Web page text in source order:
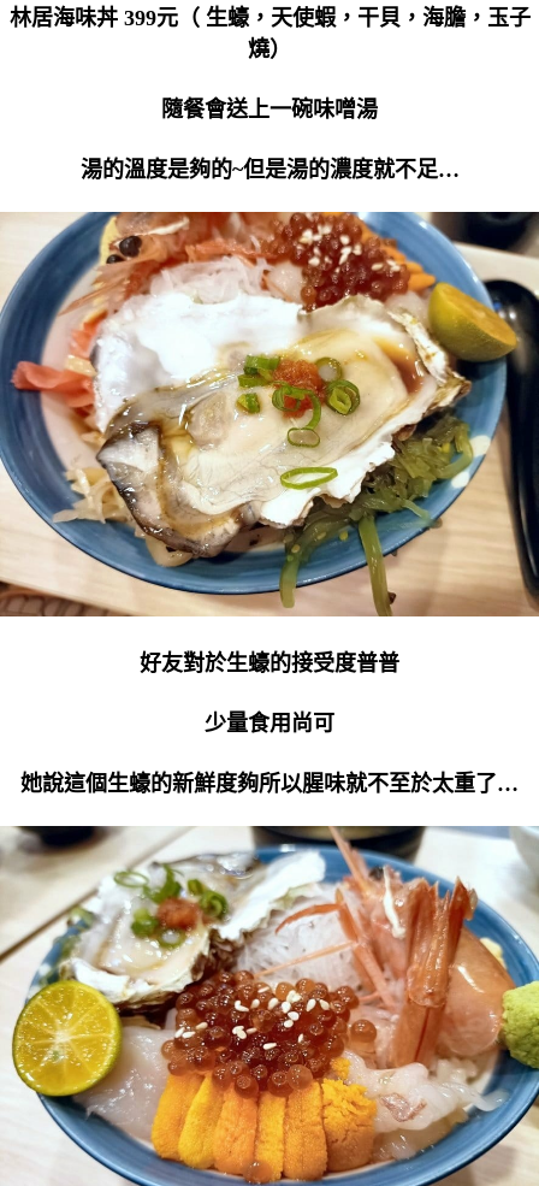
林居海味丼 399元（ 生蠔，天使蝦，干貝，海膽，玉子
燒）
隨餐會送上一碗味噌湯
湯的溫度是夠的~但是湯的濃度就不足…
好友對於生蠔的接受度普普
少量食用尚可
她說這個生蠔的新鮮度夠所以腥味就不至於太重了…